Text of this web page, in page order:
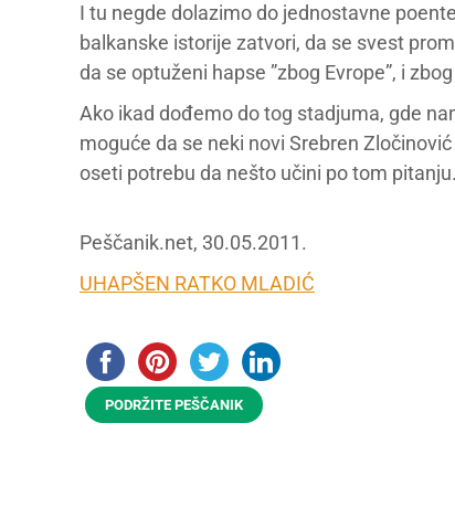
I tu negde dolazimo do jednostavne
balkanske istorije zatvori, da se svest
da se optuženi hapse ”zbog Evrope”, i
Ako ikad dođemo do tog stadjuma, gde
moguće da se neki novi Srebren
oseti potrebu da nešto učini po tom pitanju.
Peščanik.net, 30.05.2011.
UHAPŠEN RATKO MLADIĆ
PODRŽITE PEŠČANIK